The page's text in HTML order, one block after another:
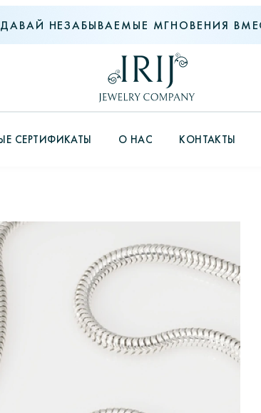
НЕЗАБЫВАЕМЫЕ МГНОВЕНИЯ
СЕРТИФИКАТЫ О НАС КОНТАКТЫ